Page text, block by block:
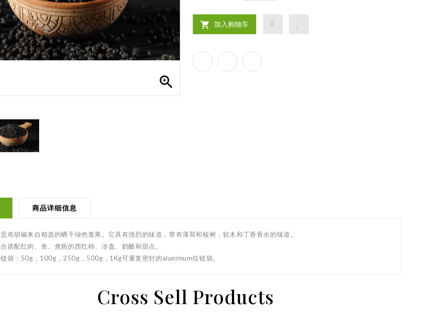

 加入购物车
商品详细信息
布胡椒来自精选的晒干绿色浆果。它具有强烈的味道，带有薄荷和桉树，软木和丁香香水的味道。
搭配红肉、鱼、煮熟的西红柿、冷盘、奶酪和甜点。
袋：50g，100g，250g，500g，1Kg可重复密封的alunimum拉链袋。
Cross Sell Products